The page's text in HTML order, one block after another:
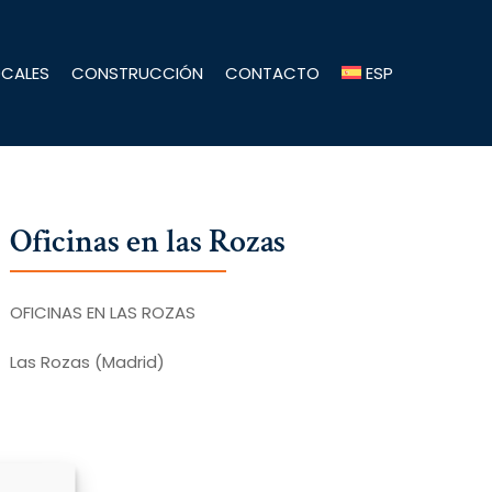
CONSTRUCCIÓN CONTACTO ESP
OficinasenlasRozas
OFICINAS EN LAS ROZAS
Las Rozas (Madrid)